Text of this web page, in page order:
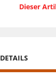
Dieser
DETAILS